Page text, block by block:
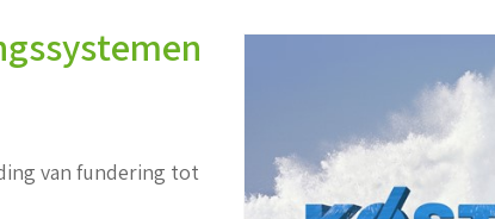
van fundering tot